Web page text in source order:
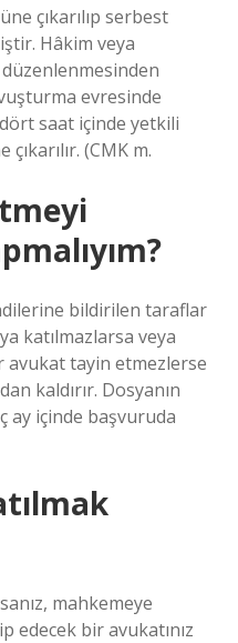
çıkarılıp serbest
Hâkim veya
evresinde
saat içinde yetkili
(CMK m.
bildirilen taraflar
katılmazlarsa veya
avukat tayin etmezlerse
kaldırır. Dosyanın
ay içinde başvuruda
mahkemeye
edecek bir avukatınız